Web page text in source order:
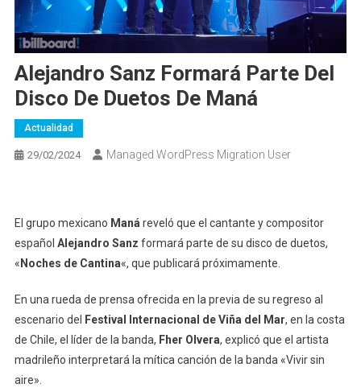
Alejandro Sanz Formará Parte Del
Disco De Duetos De Maná
Actualidad
29/02/2024 Managed WordPress Migration User
El grupo mexicano Maná reveló que el cantante y compositor
español Alejandro Sanz formará parte de su disco de duetos,
« Noches de Cantina«, que publicará próximamente.
En una rueda de prensa ofrecida en la previa de su regreso al
escenario del
Festival Internacional de Viña del Mar, en la costa
de Chile, el líder de la banda, Fher Olvera, explicó que el artista
madrileño interpretará la mítica canción de la banda «Vivir sin
aire».